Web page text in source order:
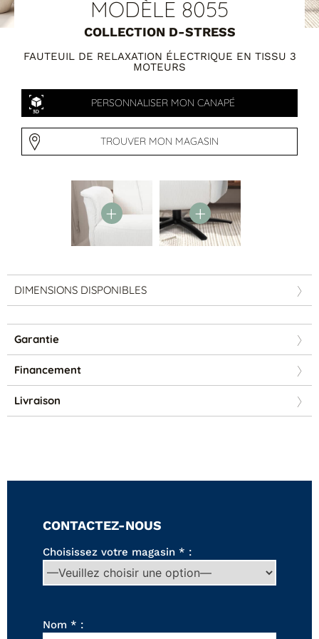
PAR FORME
Canapés convertibles
Canapés d'angle
Canapés droits
Canapés modulables
Fauteuils de relaxation D-Stress
Canapés 3 places
Fauteuils
Poufs
CANAPÉS
PAR STYLE
Classique
Contemporain
Industriel
MODÈLE 8055
COLLECTION D-STRESS
FAUTEUIL DE RELAXATION ÉLECTRIQUE EN TISSU 3
MOTEURS
PERSONNALISER MON CANAPÉ
TROUVER MON MAGASIN
DIMENSIONS DISPONIBLES
Garantie
Financement
Livraison
CONTACTEZ-NOUS
Choisissez votre magasin * :
Nom * :